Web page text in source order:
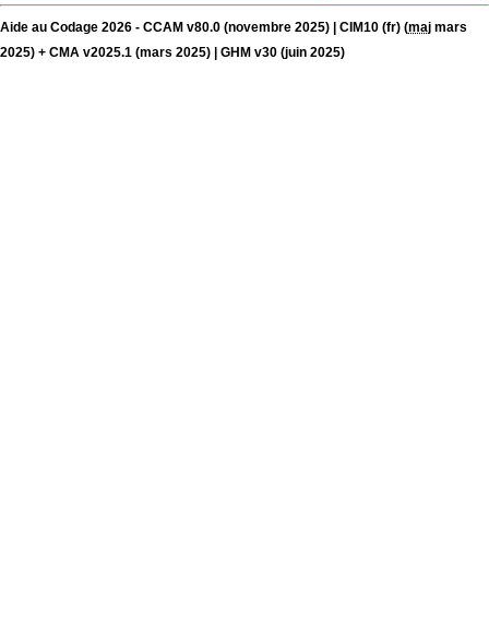
Aide au Codage 2026 - CCAM v80.0 (novembre 2025) | CIM10 (fr) (maj mars
2025) + CMA v2025.1 (mars 2025) | GHM v30 (juin 2025)